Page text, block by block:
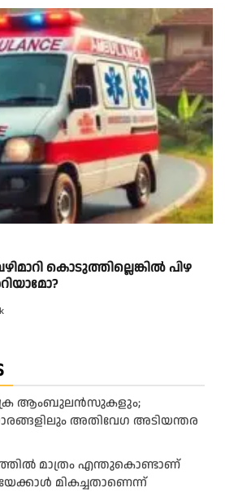
കൊടുത്തില്ലെങ്കില്‍ പിഴ
ആംബുലന്‍സുകളും;
അതിവേഗ അടിയന്തര
മാത്രം എന്തുകൊണ്ടാണ്
മികച്ചതാണെന്ന്